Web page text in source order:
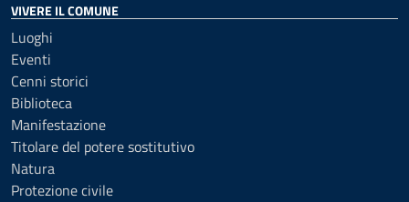
VIVERE IL COMUNE
Luoghi
Eventi
Cenni storici
Biblioteca
Manifestazione
Titolare del potere sostitutivo
Natura
Protezione civile